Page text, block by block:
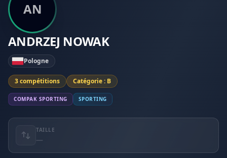
AN
ANDRZEJ NOWAK
Pologne
3 compétitions Catégorie : B
COMPAK SPORTING SPORTING
TAILLE
—